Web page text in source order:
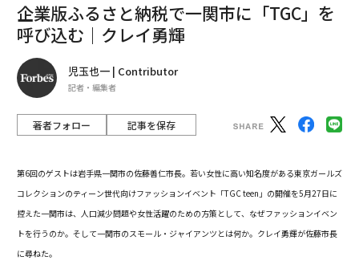
企業版ふるさと納税で一関市に「TGC」を
呼び込む｜クレイ勇輝
児玉也一 | Contributor
記者・編集者
著者フォロー 記事を保存
第6回のゲストは岩手県一関市の佐藤善仁市長。若い女性に高い知名度がある東京ガールズ
コレクションのティーン世代向けファッションイベント「TGC teen」の開催を5月27日に
控えた一関市は、人口減少問題や女性活躍のための方策として、なぜファッションイベン
トを行うのか。そして一関市のスモール・ジャイアンツとは何か。クレイ勇輝が佐藤市長
に尋ねた。